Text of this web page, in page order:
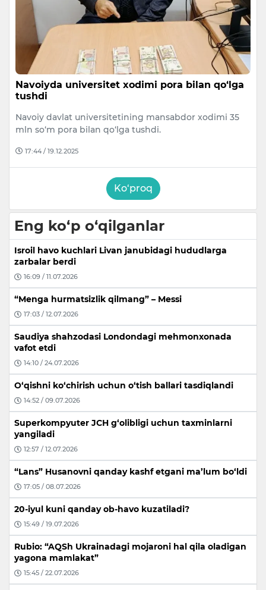
Navoiyda universitet xodimi pora bilan qo‘lga
tushdi
Navoiy davlat universitetining mansabdor xodimi 35
mln so‘m pora bilan qo‘lga tushdi.
17:44 / 19.12.2025
Ko‘proq
Eng ko‘p o‘qilganlar
Isroil havo kuchlari Livan janubidagi hududlarga
zarbalar berdi
16:09 / 11.07.2026
“Menga hurmatsizlik qilmang” – Messi
17:03 / 12.07.2026
Saudiya shahzodasi Londondagi mehmonxonada
vafot etdi
14:10 / 24.07.2026
O‘qishni ko‘chirish uchun o‘tish ballari tasdiqlandi
14:52 / 09.07.2026
Superkompyuter JCH g‘olibligi uchun taxminlarni
yangiladi
12:57 / 12.07.2026
“Lans” Husanovni qanday kashf etgani ma’lum bo‘ldi
17:05 / 08.07.2026
20-iyul kuni qanday ob-havo kuzatiladi?
15:49 / 19.07.2026
Rubio: “AQSh Ukrainadagi mojaroni hal qila oladigan
yagona mamlakat”
15:45 / 22.07.2026